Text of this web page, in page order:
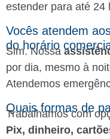
estender para até 24
Vocês atendem
do horário
Sim. Nossa
por dia, mesmo à
Atendemos
Quais formas de
Trabalhamos com
Pix, dinheiro,